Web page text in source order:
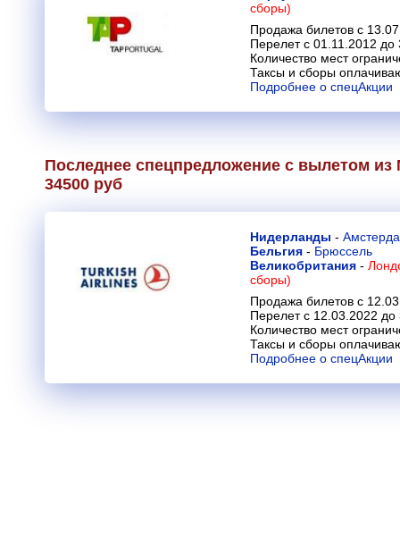
сборы)
Продажа билетов с
Перелет с 01.11.2012 до
Количество мест
Таксы и сборы
Подробнее о спецАкции
Последнее спецпредложение с вылетом
34500 руб
Нидерланды -
Бельгия - Брюссель
Великобритания -
сборы)
Продажа билетов с
Перелет с 12.03.2022 до
Количество мест
Таксы и сборы
Подробнее о спецАкции